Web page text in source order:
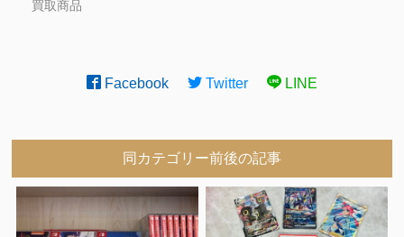
買取商品
Facebook Twitter LINE
同カテゴリー前後の記事